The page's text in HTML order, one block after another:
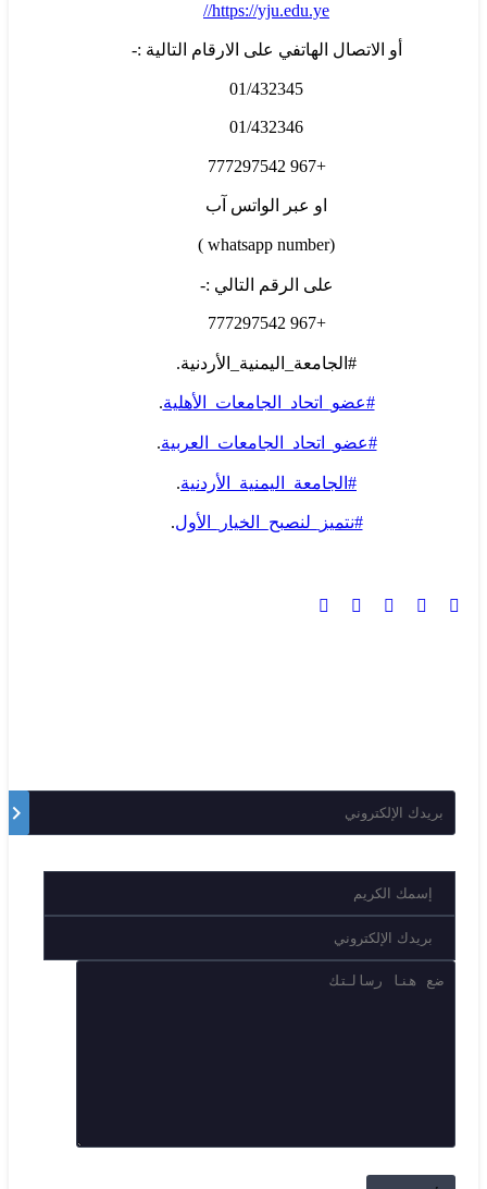
https://yju.edu.ye//
أو الاتصال الهاتفي على الارقام التالية :-
01/432345
01/432346
+967 777297542
او عبر الواتس آب
(whatsapp number )
على الرقم التالي :-
+967 777297542
#الجامعة_اليمنية_الأردنية.
#عضو_اتحاد_الجامعات_الأهلية.
#عضو_اتحاد_الجامعات_العربية.
#الجامعة_اليمنية_الأردنية.
#نتميز_لنصبح_الخيار_الأول.